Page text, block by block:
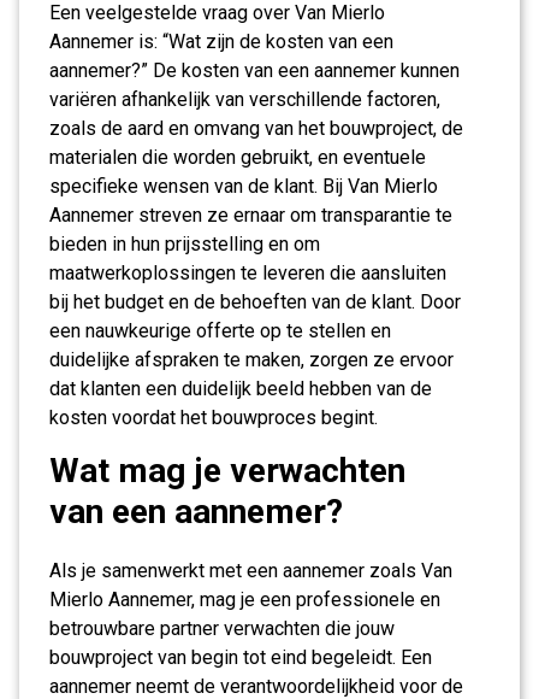
Een veelgestelde vraag over Van Mierlo
Aannemer is: “Wat zijn de kosten van een
aannemer?” De kosten van een aannemer kunnen
variëren afhankelijk van verschillende factoren,
zoals de aard en omvang van het bouwproject, de
materialen die worden gebruikt, en eventuele
specifieke wensen van de klant. Bij Van Mierlo
Aannemer streven ze ernaar om transparantie te
bieden in hun prijsstelling en om
maatwerkoplossingen te leveren die aansluiten
bij het budget en de behoeften van de klant. Door
een nauwkeurige offerte op te stellen en
duidelijke afspraken te maken, zorgen ze ervoor
dat klanten een duidelijk beeld hebben van de
kosten voordat het bouwproces begint.
Wat mag je verwachten
van een aannemer?
Als je samenwerkt met een aannemer zoals Van
Mierlo Aannemer, mag je een professionele en
betrouwbare partner verwachten die jouw
bouwproject van begin tot eind begeleidt. Een
aannemer neemt de verantwoordelijkheid voor de